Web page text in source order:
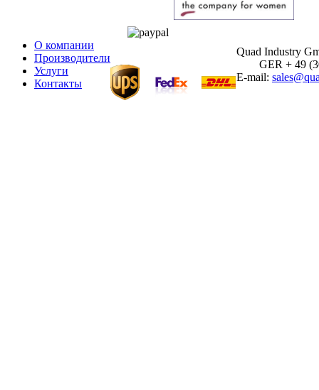
О компании
Производители
Услуги
Контакты
Quad Industry
GER + 49
E-mail: